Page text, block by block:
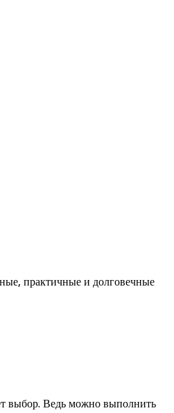
практичные и долговечные
выбор. Ведь можно выполнить